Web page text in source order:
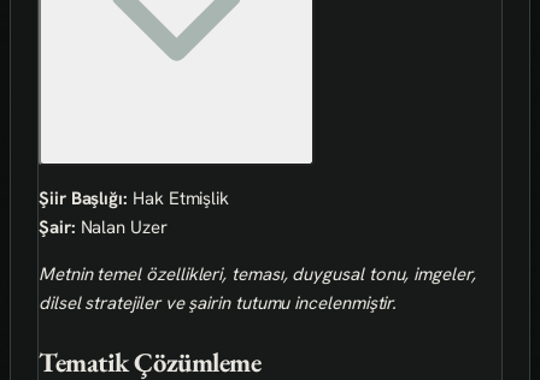
Şiir Başlığı: Hak Etmişlik
Şair: Nalan Uzer
Metnin temel özellikleri, teması, duygusal tonu, imgeler,
dilsel stratejiler ve şairin tutumu incelenmiştir.
Tematik Çözümleme